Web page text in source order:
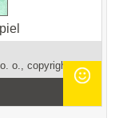
o., copyright 2021.